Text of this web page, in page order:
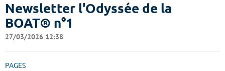
Newsletter l'Odyssée de la
BOAT® n°1
27/03/2026 12:38
PAGES